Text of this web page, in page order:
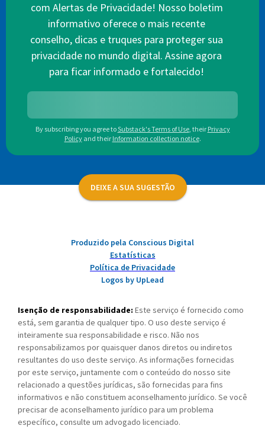
com Alertas de Privacidade! Nosso boletim
informativo oferece o mais recente
conselho, dicas e truques para proteger sua
privacidade no mundo digital. Assine agora
para ficar informado e fortalecido!
By subscribing you agree toSubstack's Terms of Use, their Privacy
Policy and their Information collection notice.
DEIXE A SUA SUGESTÃO
Produzido pela Conscious Digital
Estatísticas
Política de Privacidade
Logos by UpLead
Isenção de responsabilidade: Este serviço é fornecido como
está, sem garantia de qualquer tipo. O uso deste serviço é
inteiramente sua responsabilidade e risco. Não nos
responsabilizamos por quaisquer danos diretos ou indiretos
resultantes do uso deste serviço. As informações fornecidas
por este serviço, juntamente com o conteúdo do nosso site
relacionado a questões jurídicas, são fornecidas para fins
informativos e não constituem aconselhamento jurídico. Se você
precisar de aconselhamento jurídico para um problema
específico, consulte um advogado licenciado.